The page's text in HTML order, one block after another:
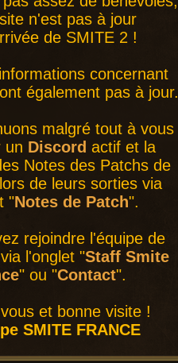
n'est pas à jour
de SMITE 2 !
concernant
également pas à jour.
malgré tout à vous
un Discord actif et la
Notes des Patchs de
de leurs sorties via
"Notes de Patch".
rejoindre l'équipe de
l'onglet "Staff Smite
" ou "Contact".
et bonne visite !
SMITE FRANCE